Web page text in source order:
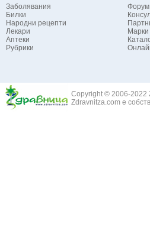
Заболявания
Билки
Народни рецепти
Лекари
Аптеки
Рубрики
Форум
Марки
Copyright © 2006-2022
Zdravnitza.com е